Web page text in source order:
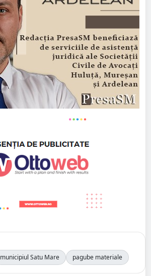
municipiul Satu Mare pagube materiale